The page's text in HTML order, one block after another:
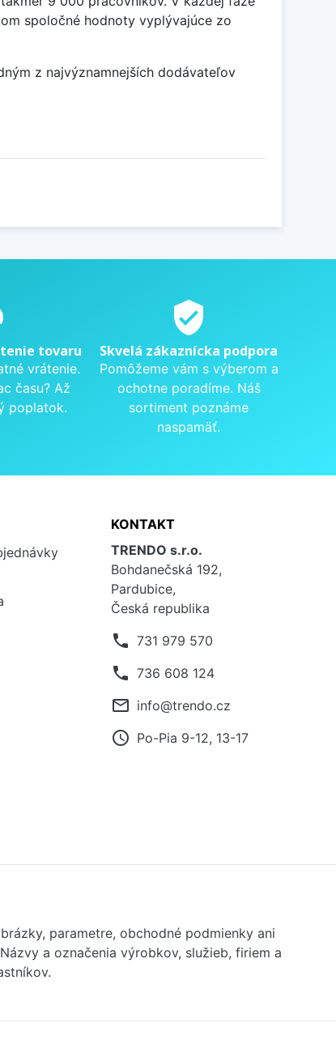
spoločné hodnoty vyplývajúce zo
z najvýznamnejších dodávateľov
tovaru
vrátenie.
času? Až
poplatok.
verified_user
Skvelá zákaznícka podpora
Pomôžeme vám s výberom a
ochotne poradíme. Náš
sortiment poznáme
naspamäť.
KONTAKT
TRENDO s.r.o.
Bohdanečská 192,
Pardubice,
Česká republika
phone 731 979 570
phone 736 608 124
mail_outline info@trendo.cz
access_time Po-Pia 9-12, 13-17
parametre, obchodné podmienky ani
a označenia výrobkov, služieb, firiem a